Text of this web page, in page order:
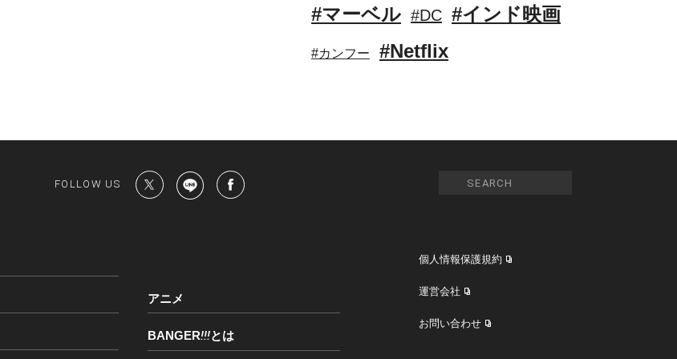
#マーベル #DC #インド映画
#カンフー #Netflix
FOLLOW US
アニメ
BANGER!!!とは
個人情報保護規約
運営会社
お問い合わせ